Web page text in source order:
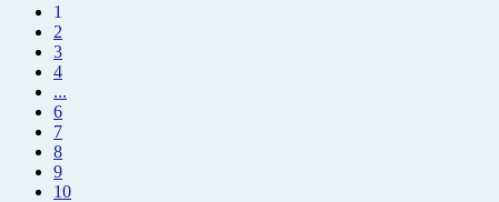
1
2
3
4
...
6
7
8
9
10